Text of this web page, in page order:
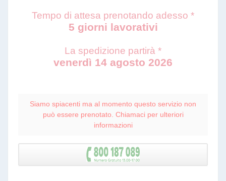
Tempo di attesa prenotando adesso *
5 giorni lavorativi
La spedizione partirà *
venerdì 14 agosto 2026
Siamo spiacenti ma al momento questo servizio non
può essere prenotato. Chiamaci per ulteriori
informazioni